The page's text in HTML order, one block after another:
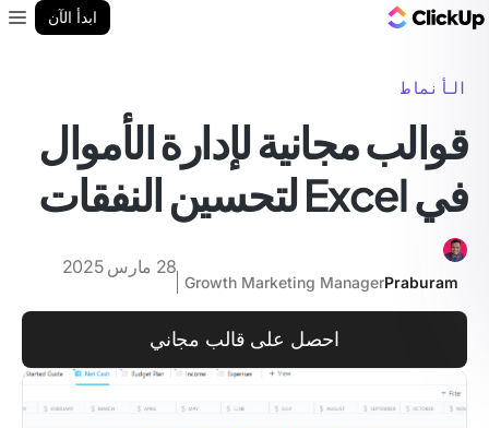
ابدأ الآن
الأنماط
قوالب مجانية لإدارة الأموال
في Excel لتحسين النفقات
Praburam
Growth Marketing Manager
28 مارس 2025
احصل على قالب مجاني